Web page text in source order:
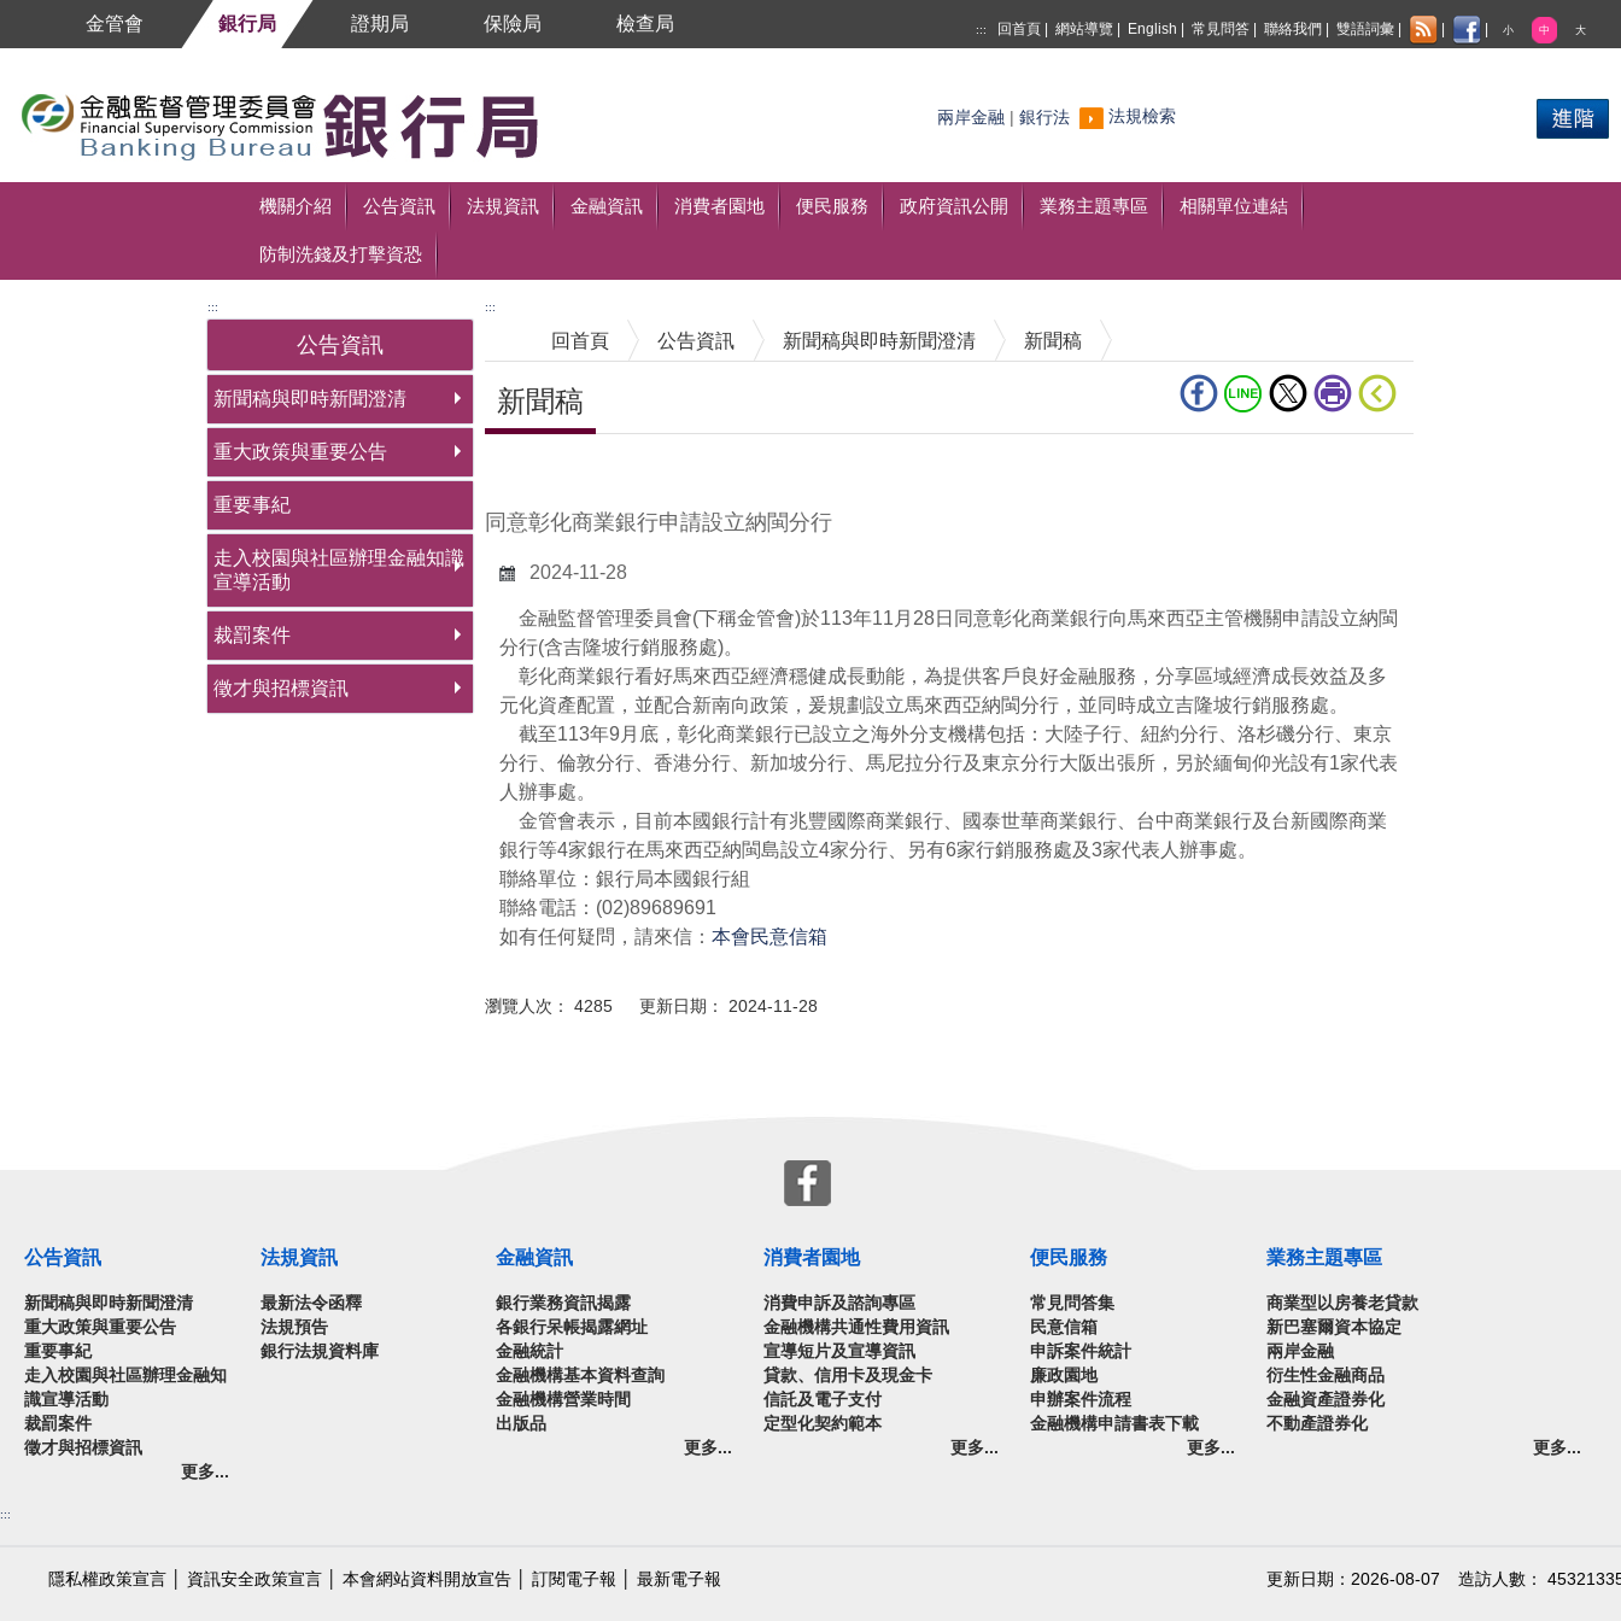
跳到主要內容區塊
金管會 銀行局 證期局 保險局 檢查局 ::: 回首頁 網站導覽 English 常見問答 聯絡我們 雙語詞彙 小 中 大
搜尋
兩岸金融 銀行法 法規檢索
機關介紹 公告資訊 法規資訊 金融資訊 消費者園地 便民服務 政府資訊公開 業務主題專區 相關單位連結
防制洗錢及打擊資恐
:::
公告資訊
新聞稿與即時新聞澄清
重大政策與重要公告
重要事紀
走入校園與社區辦理金融知識
宣導活動
裁罰案件
徵才與招標資訊
:::
回首頁 公告資訊 新聞稿與即時新聞澄清 新聞稿
新聞稿
同意彰化商業銀行申請設立納閩分行
2024-11-28
金融監督管理委員會(下稱金管會)於113年11月28日同意彰化商業銀行向馬來西亞主管機關申請設立納閩
分行(含吉隆坡行銷服務處)。
彰化商業銀行看好馬來西亞經濟穩健成長動能，為提供客戶良好金融服務，分享區域經濟成長效益及多
元化資產配置，並配合新南向政策，爰規劃設立馬來西亞納閩分行，並同時成立吉隆坡行銷服務處。
截至113年9月底，彰化商業銀行已設立之海外分支機構包括：大陸子行、紐約分行、洛杉磯分行、東京
分行、倫敦分行、香港分行、新加坡分行、馬尼拉分行及東京分行大阪出張所，另於緬甸仰光設有1家代表
人辦事處。
金管會表示，目前本國銀行計有兆豐國際商業銀行、國泰世華商業銀行、台中商業銀行及台新國際商業
銀行等4家銀行在馬來西亞納閩島設立4家分行、另有6家行銷服務處及3家代表人辦事處。
聯絡單位：銀行局本國銀行組
聯絡電話：(02)89689691
如有任何疑問，請來信： 本會民意信箱
瀏覽人次： 4285 更新日期： 2024-11-28
公告資訊
新聞稿與即時新聞澄清
重大政策與重要公告
重要事紀
走入校園與社區辦理金融知
識宣導活動
裁罰案件
徵才與招標資訊
更多...
法規資訊
最新法令函釋
法規預告
銀行法規資料庫
金融資訊
銀行業務資訊揭露
各銀行呆帳揭露網址
金融統計
金融機構基本資料查詢
金融機構營業時間
出版品
更多...
消費者園地
消費申訴及諮詢專區
金融機構共通性費用資訊
宣導短片及宣導資訊
貸款、信用卡及現金卡
信託及電子支付
定型化契約範本
更多...
便民服務
常見問答集
民意信箱
申訴案件統計
廉政園地
申辦案件流程
金融機構申請書表下載
更多...
業務主題專區
商業型以房養老貸款
新巴塞爾資本協定
兩岸金融
衍生性金融商品
金融資產證券化
不動產證券化
更多...
:::
隱私權政策宣言 資訊安全政策宣言 本會網站資料開放宣告 訂閱電子報 最新電子報 造訪人數：
更新日期：2026-08-07